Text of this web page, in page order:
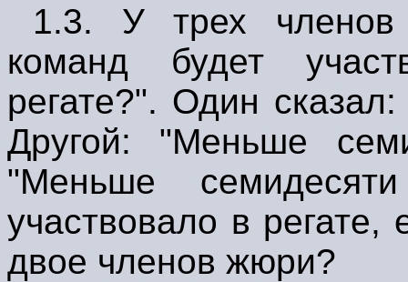
1.3. У трех членов
команд будет
регате?". Один
Другой: "Меньше
"Меньше
участвовало в
двое членов жюри?